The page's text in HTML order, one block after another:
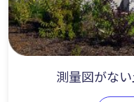
測量図がな